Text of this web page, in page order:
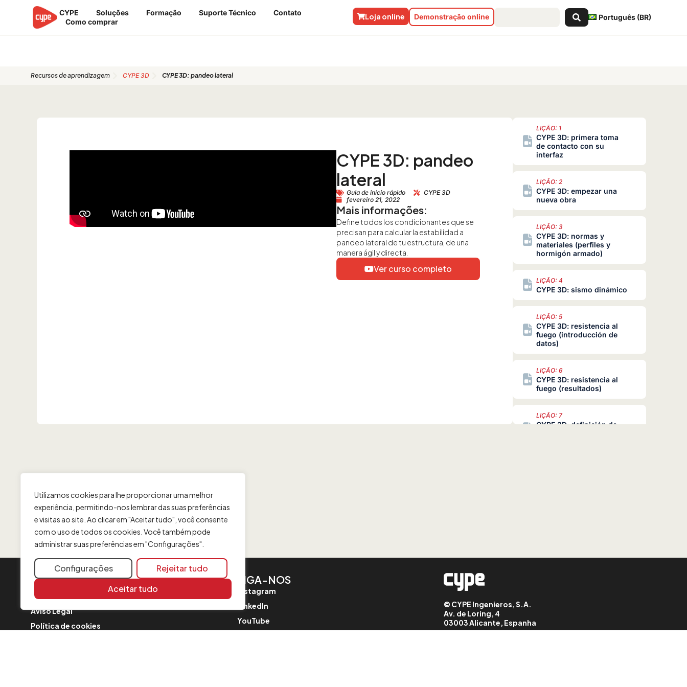
Utilizamos cookies para lhe proporcionar uma melhor
experiência, permitindo-nos lembrar das suas preferências
e visitas ao site. Ao clicar em "Aceitar tudo", você consente
com o uso de todos os cookies. Você também pode
administrar suas preferências em "Configurações".
Configurações
Rejeitar tudo
Aceitar tudo
CYPE Soluções Formação Suporte Técnico
Contato
Como comprar
Português (BR)
Pesquisar
...
Demonstração online
Loja online
Recursos de aprendizagem CYPE 3D CYPE 3D: pandeo lateral
CYPE 3D: pandeo
lateral
Guia de início rápido
CYPE 3D
fevereiro 21, 2022
Mais informações:
Define todos los condicionantes que se
precisan para calcular la estabilidad a
pandeo lateral de tu estructura, de una
manera ágil y directa.
Ver curso completo
LIÇÃO: 1
CYPE 3D: primera toma
de contacto con su
interfaz
LIÇÃO: 2
CYPE 3D: empezar una
nueva obra
LIÇÃO: 3
CYPE 3D: normas y
materiales (perfiles y
hormigón armado)
LIÇÃO: 4
CYPE 3D: sismo dinámico
LIÇÃO: 5
CYPE 3D: resistencia al
fuego (introducción de
datos)
LIÇÃO: 6
CYPE 3D: resistencia al
fuego (resultados)
LIÇÃO: 7
CYPE 3D: definición de
CYPE 3D: planos y líneas
LIÇÃO: 12
INFORMAÇÃO
Contato
Aviso Legal
Política de cookies
SIGA-NOS
Instagram
LinkedIn
YouTube
© CYPE Ingenieros, S.A.
Av. de Loring, 4
03003 Alicante, Espanha